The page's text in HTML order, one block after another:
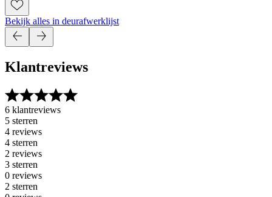
Bekijk alles in deurafwerklijst
Klantreviews
6 klantreviews
5 sterren
4 reviews
4 sterren
2 reviews
3 sterren
0 reviews
2 sterren